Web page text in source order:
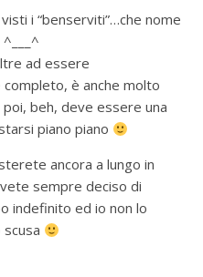
i “benserviti”…che nome
ad essere
è anche molto
beh, deve essere una
piano piano
ancora a lungo in
sempre deciso di
indefinito ed io non lo